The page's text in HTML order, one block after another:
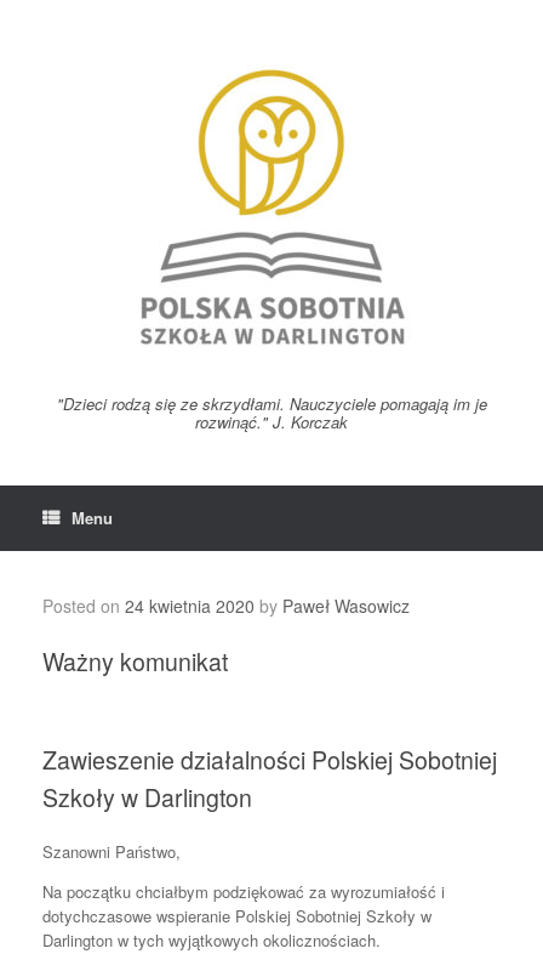
"Dzieci rodzą się ze skrzydłami. Nauczyciele pomagają im je
rozwinąć." J. Korczak
Menu
Posted on 24 kwietnia 2020 by Paweł Wasowicz
Ważny komunikat
Zawieszenie działalności Polskiej Sobotniej
Szkoły w Darlington
Szanowni Państwo,
Na początku chciałbym podziękować za wyrozumiałość i
dotychczasowe wspieranie Polskiej Sobotniej Szkoły w
Darlington w tych wyjątkowych okolicznościach.